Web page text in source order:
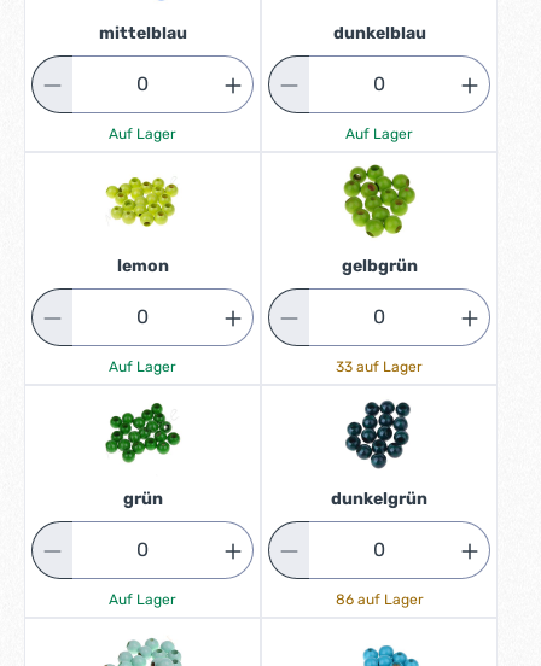
mittelblau
Auf Lager
dunkelblau
Auf Lager
lemon
Auf Lager
gelbgrün
33 auf Lager
grün
Auf Lager
dunkelgrün
86 auf Lager